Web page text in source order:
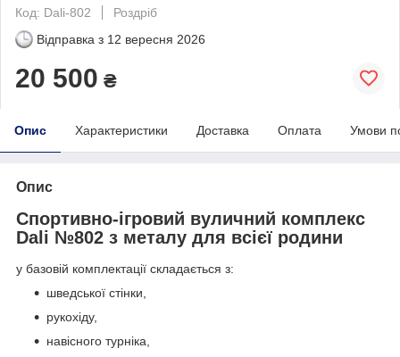
Код: Dali-802
Роздріб
Відправка з 12 вересня 2026
20 500 ₴
Опис Характеристики Доставка Оплата Умови
Опис
Спортивно-ігровий вуличний комплекс
Dali №802 з металу для всієї родини
у базовій комплектації складається з:
шведської стінки,
рукохіду,
навісного турніка,